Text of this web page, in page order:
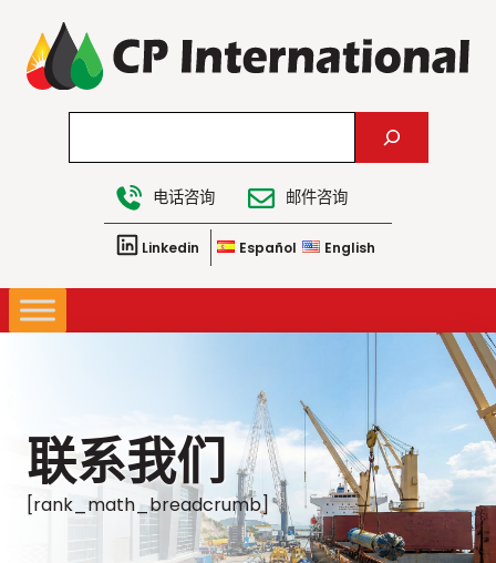
电话咨询 邮件咨询
Linkedin Español English
联系我们
[rank_math_breadcrumb]